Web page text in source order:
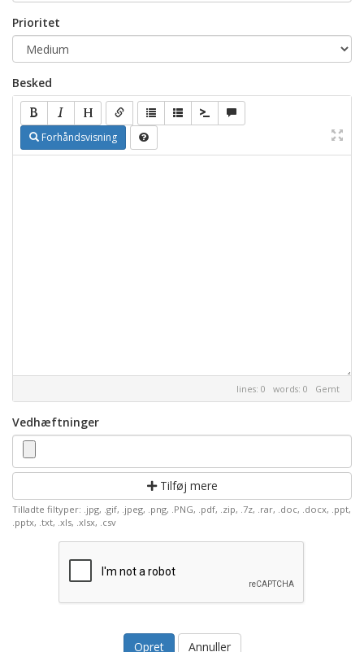
Prioritet
Besked
Forhåndsvisning
lines: 0 words: 0 Gemt
Vedhæftninger
Tilføj mere
Tilladte filtyper: .jpg, .gif, .jpeg, .png, .PNG, .pdf, .zip, .7z, .rar, .doc, .docx, .ppt,
.pptx, .txt, .xls, .xlsx, .csv
Annuller